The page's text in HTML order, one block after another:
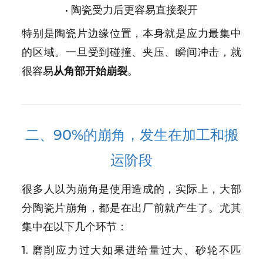
• 陶瓷受力后更容易直接裂开
特别是陶瓷片边缘位置，本身就是应力最集中
的区域。一旦受到碰撞、夹压、瞬间冲击，就
很容易从角部开始崩裂。
二、90%的崩角，发生在加工和搬
运阶段
很多人以为崩角是使用造成的，实际上，大部
分陶瓷片崩角，都是在出厂前就产生了。尤其
集中在以下几个环节：
1. 磨削应力过大如果进给量过大、砂轮不匹